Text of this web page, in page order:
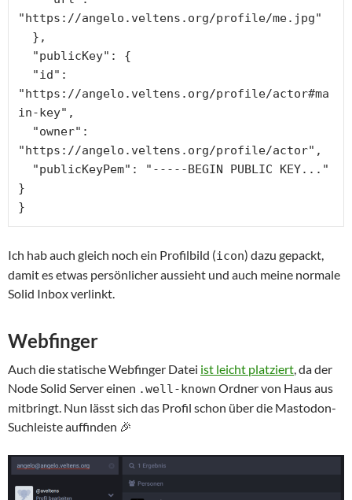
"https://angelo.veltens.org/profile/me.jpg"
"https://angelo.veltens.org/profile/actor#ma
in-key",
"https://angelo.veltens.org/profile/actor",
}
}
Ich hab auch gleich noch ein Profilbild (icon) dazu gepackt,
damit es etwas persönlicher aussieht und auch meine normale
Solid Inbox verlinkt.
Webfinger
Auch die statische Webfinger Datei ist leicht platziert , da der
Node Solid Server einen .well-known Ordner von Haus aus
mitbringt. Nun lässt sich das Profil schon über die Mastodon-
Suchleiste auffinden 🎉